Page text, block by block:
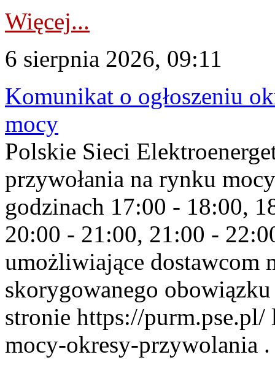
Więcej...
6 sierpnia 2026, 09:11
Komunikat o ogłoszeniu
mocy
Polskie Sieci
przywołania na rynku
godzinach 17:00 - 18:00,
20:00 - 21:00, 21:00 -
umożliwiające dostawcom
skorygowanego
stronie https://
mocy-okresy-przywolania